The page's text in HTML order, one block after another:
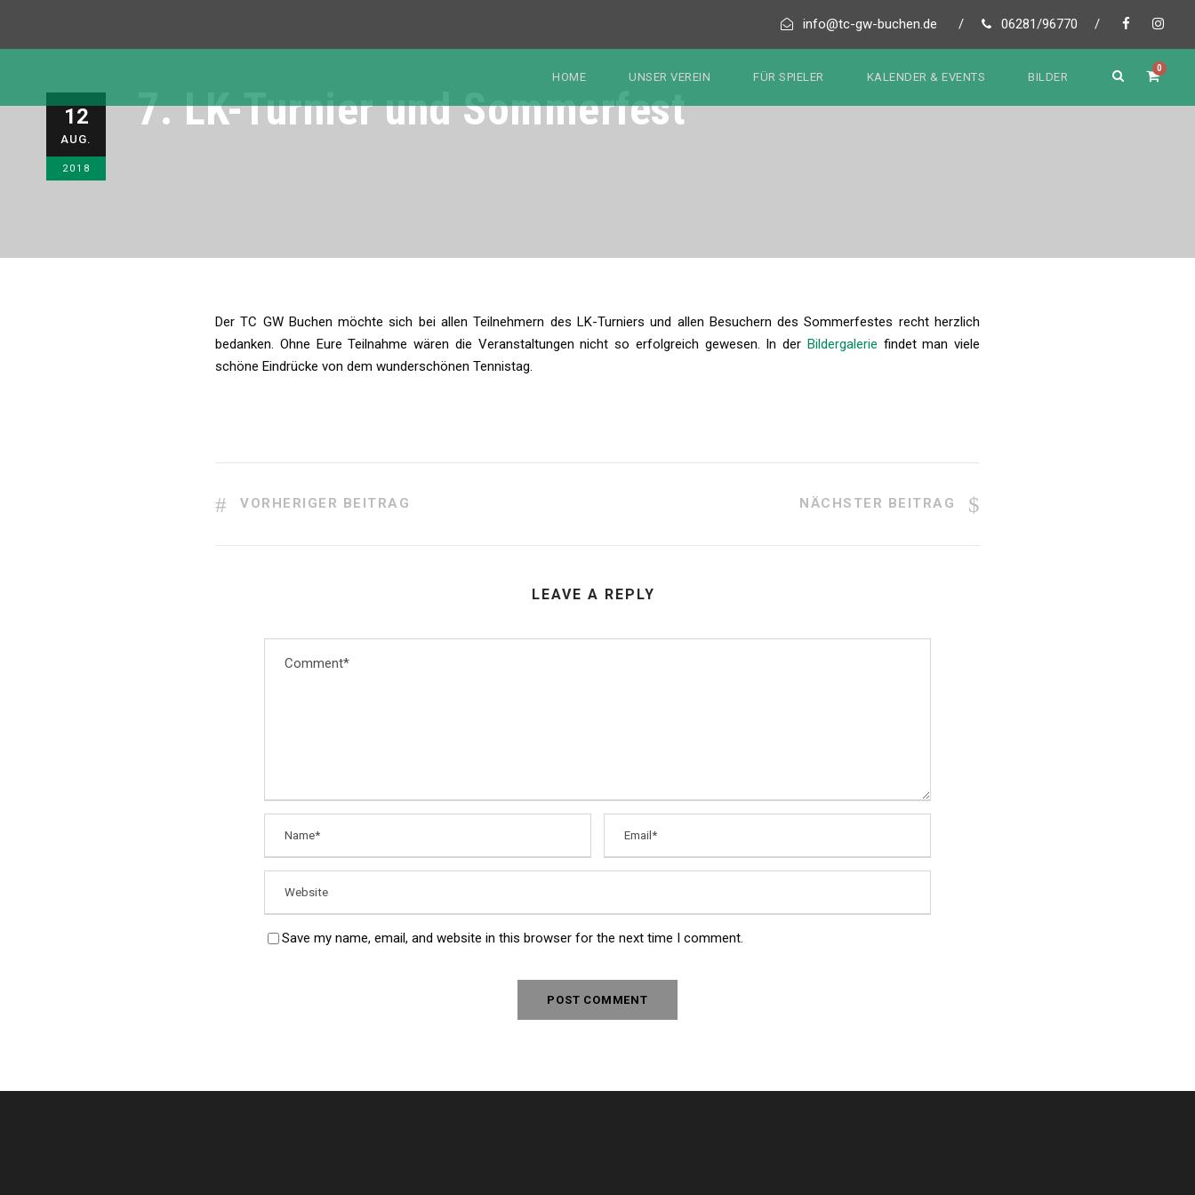
info@tc-gw-buchen.de / 06281/96770 /
HOME UNSER VEREIN FÜR SPIELER KALENDER & EVENTS BILDER
0
12
AUG.
2018
7. LK-Turnier und Sommerfest
Der TC GW Buchen möchte sich bei allen Teilnehmern des LK-Turniers und allen Besuchern des Sommerfestes recht herzlich
bedanken. Ohne Eure Teilnahme wären die Veranstaltungen nicht so erfolgreich gewesen. In der Bildergalerie findet man viele
schöne Eindrücke von dem wunderschönen Tennistag.
VORHERIGER BEITRAG NÄCHSTER BEITRAG
LEAVE A REPLY
Save my name, email, and website in this browser for the next time I comment.